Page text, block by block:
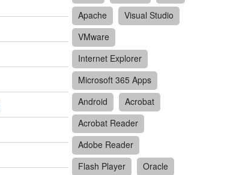
Apache
Visual Studio
VMware
Internet Explorer
Microsoft 365 Apps
Android
Acrobat
Acrobat Reader
Adobe Reader
Flash Player
Oracle